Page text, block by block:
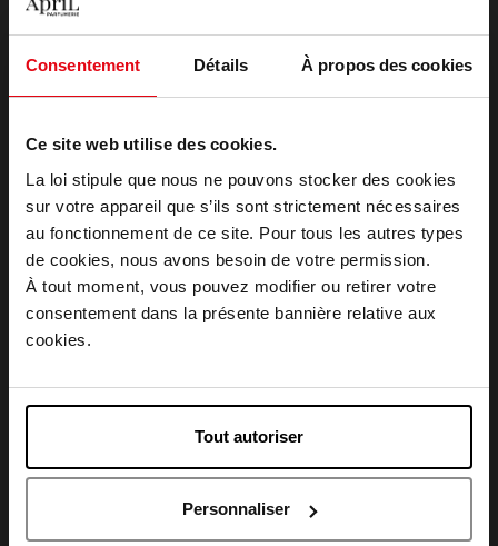
Consentement Détails À propos des cookies
Ce site web utilise des cookies.
La loi stipule que nous ne pouvons stocker des cookies
sur votre appareil que s’ils sont strictement nécessaires
au fonctionnement de ce site. Pour tous les autres types
de cookies, nous avons besoin de votre permission.
À tout moment, vous pouvez modifier ou retirer votre
consentement dans la présente bannière relative aux
cookies.
Tout autoriser
Personnaliser
Description
Conseil d'utilisation
Caractéristiques
Choisissez votre pays
April Belgique
April Luxembourg